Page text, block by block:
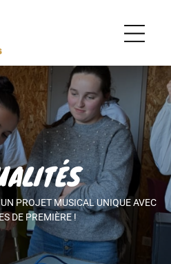
UN PROJET MUSICAL UNIQUE AVEC
DE PREMIÈRE !